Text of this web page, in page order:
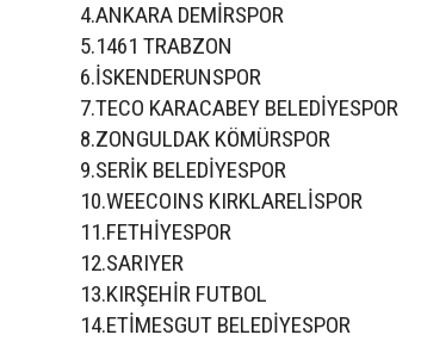
4.ANKARA DEMİRSPOR
5.1461 TRABZON
6.İSKENDERUNSPOR
7.TECO KARACABEY BELEDİYESPOR
8.ZONGULDAK KÖMÜRSPOR
9.SERİK BELEDİYESPOR
10.WEECOINS KIRKLARELİSPOR
11.FETHİYESPOR
12.SARIYER
13.KIRŞEHİR FUTBOL
14.ETİMESGUT BELEDİYESPOR